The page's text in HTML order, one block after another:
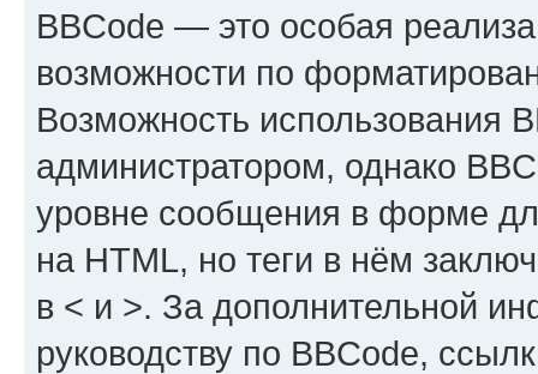
BBCode — это особая
возможности по
Возможность использования
администратором, однако
уровне сообщения в форме
на HTML, но теги в нём
в < и >. За дополнительной
руководству по BBCode,